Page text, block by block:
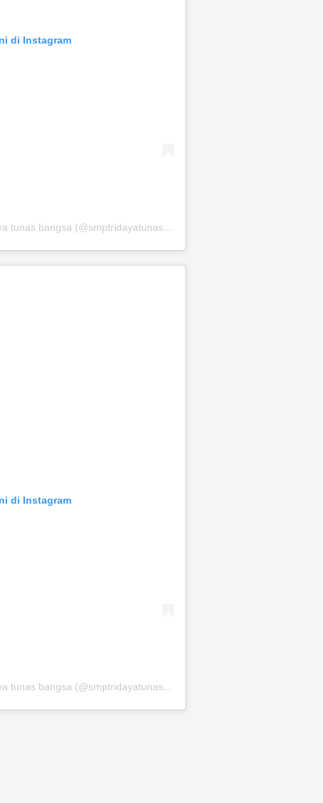
di Instagram
Sebuah kiriman dibagikan oleh Smp tridaya tunas bangsa (@smptridayatunasbangsa)
di Instagram
Sebuah kiriman dibagikan oleh Smp tridaya tunas bangsa (@smptridayatunasbangsa)